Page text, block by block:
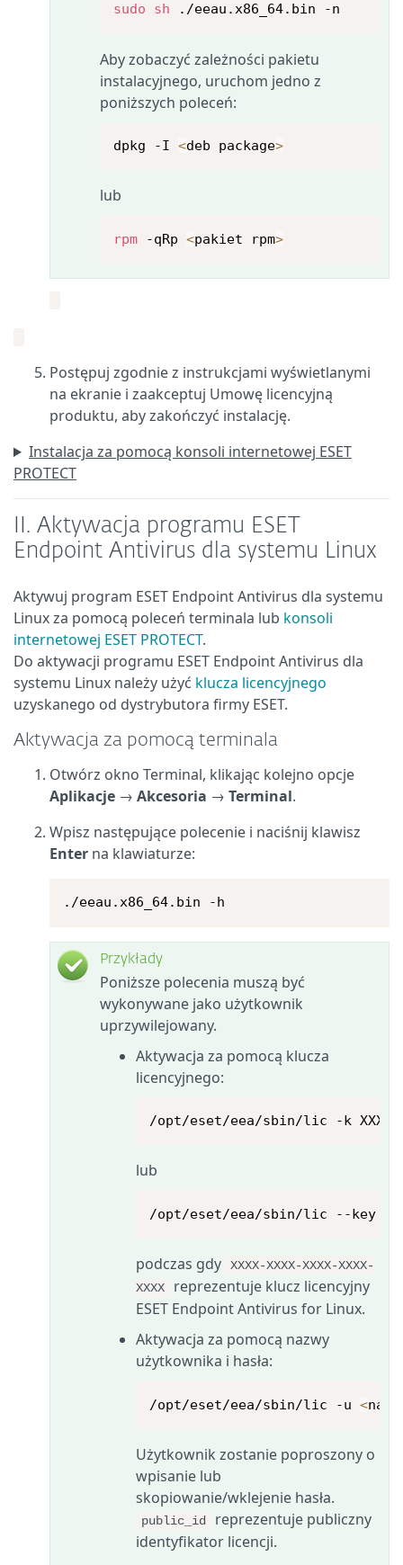
sudo sh ./eeau.x86_64.bin -n
Aby zobaczyć zależności pakietu
instalacyjnego, uruchom jedno z
poniższych poleceń:
dpkg -I <deb package>
lub
rpm -qRp <pakiet rpm>
Postępuj zgodnie z instrukcjami wyświetlanymi
na ekranie i zaakceptuj Umowę licencyjną
produktu, aby zakończyć instalację.
Instalacja za pomocą konsoli internetowej ESET
PROTECT
II. Aktywacja programu ESET
Endpoint Antivirus dla systemu Linux
Aktywuj program ESET Endpoint Antivirus dla systemu
Linux za pomocą poleceń terminala lub konsoli
internetowej ESET PROTECT.
Do aktywacji programu ESET Endpoint Antivirus dla
systemu Linux należy użyć klucza licencyjnego
uzyskanego od dystrybutora firmy ESET.
Aktywacja za pomocą terminala
Otwórz okno Terminal, klikając kolejno opcje
Aplikacje → Akcesoria → Terminal.
Wpisz następujące polecenie i naciśnij klawisz
Enter na klawiaturze:
./eeau.x86_64.bin -h
Przykłady
Poniższe polecenia muszą być
wykonywane jako użytkownik
uprzywilejowany.
Aktywacja za pomocą klucza
licencyjnego:
/opt/eset/eea/sbin/lic -k XXXX-
lub
/opt/eset/eea/sbin/lic --key XXXX-
podczas gdy
XXXX-XXXX-XXXX-XXXX-
XXXX
reprezentuje klucz licencyjny
ESET Endpoint Antivirus for Linux.
Aktywacja za pomocą nazwy
użytkownika i hasła:
/opt/eset/eea/sbin/lic -u <
Użytkownik zostanie poproszony o
wpisanie lub
skopiowanie/wklejenie hasła.
public_id
reprezentuje publiczny
identyfikator licencji.